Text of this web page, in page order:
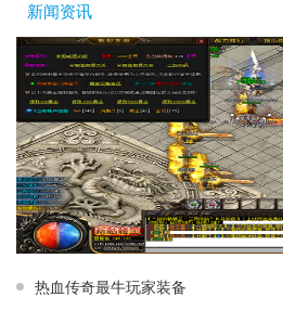
新闻资讯
热血传奇最牛玩家装备